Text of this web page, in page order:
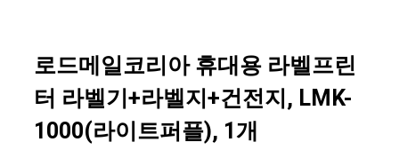
로드메일코리아 휴대용 라벨프린
터 라벨기+라벨지+건전지, LMK-
1000(라이트퍼플), 1개